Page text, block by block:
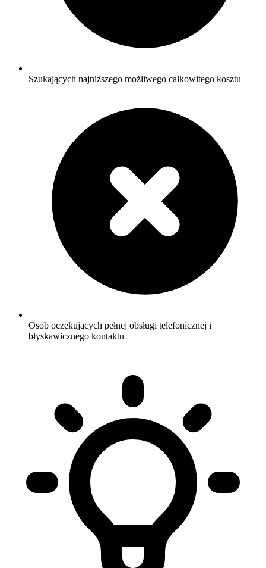
Szukających najniższego możliwego całkowitego kosztu
Osób oczekujących pełnej obsługi telefonicznej i
błyskawicznego kontaktu